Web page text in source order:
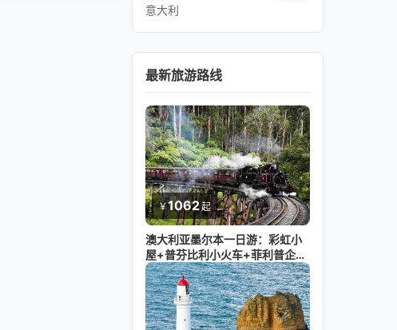
意大利
最新旅游路线
￥1062起
澳大利亚墨尔本一日游：彩虹小
屋+普芬比利小火车+菲利普企鹅
岛（可升级看台/中文服务/企鹅归
巢）【14人奔驰小团】